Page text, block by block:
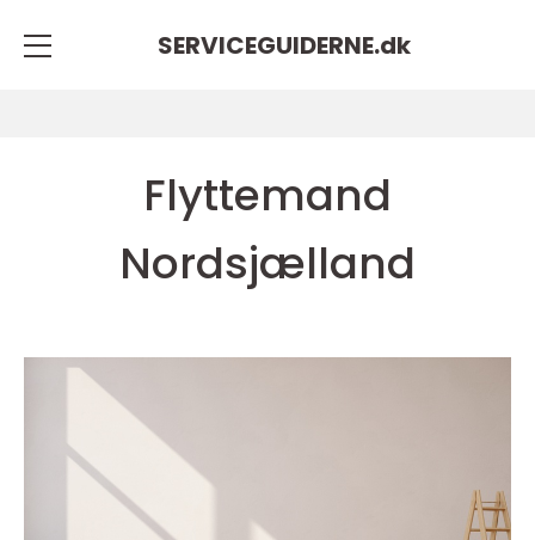
SERVICEGUIDERNE.dk
Flyttemand
Nordsjælland